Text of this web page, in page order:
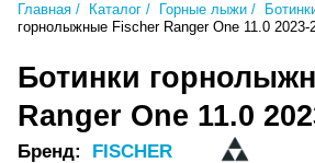
Главная Каталог Горные лыжи
горнолыжные Fischer Ranger One 11.0 2023-
Ботинки
Ranger One 11.0
Бренд: FISCHER